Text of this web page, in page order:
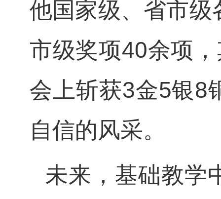
他国家级、省市
市级奖项40余项
会上斩获3金5银8
自信的风采。
未来，基础教学